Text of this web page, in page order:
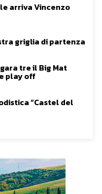
arriva Vincenzo
griglia di partenza
tre il Big Mat
play off
“Castel del